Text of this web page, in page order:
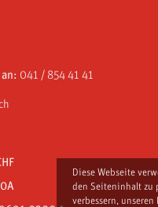
041 / 854 41 41
Diese Webseite
den Seiteninhalt zu
verbessern,